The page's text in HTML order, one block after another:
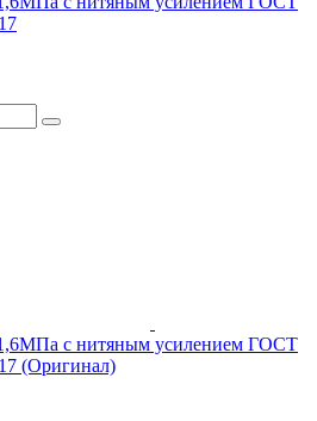
с нитяным усилением ГОСТ
(Оригинал)